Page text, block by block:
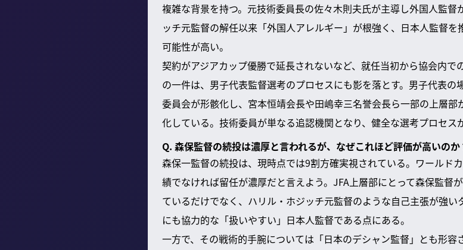
複雑な背景を持つ。元技術委員長の佐々木則夫氏が主導し外国人監
ッチ元監督の解任以来「外国人アレルギー」が根強く、日本人監督
可能性が高い。
契約がアジアカップ優勝で延長されないなど、就任当初から協会内
の一件は、男子代表監督選考のプロセスにも影を落とす。男子代表
委員会が形骸化し、宮本恒靖会長や田嶋幸三名誉会長ら一部の上層
化している。技術委員が単なる追認機関となり、健全な選考プロセス
Q. 森保監督の続投は濃厚と言われるが、なぜこれほど評価が高いの
森保一監督の続投は、現時点では9割方確実視されている。ワールド
績でなければ留任が濃厚だと言えよう。JFA上層部にとって森保監督
ているだけでなく、ハリル・ホジッチ元監督のような自己主張が強
にも協力的な「扱いやすい」日本人監督である点にある。
一方で、その戦術的手腕については「日本のデシャン監督」とも形